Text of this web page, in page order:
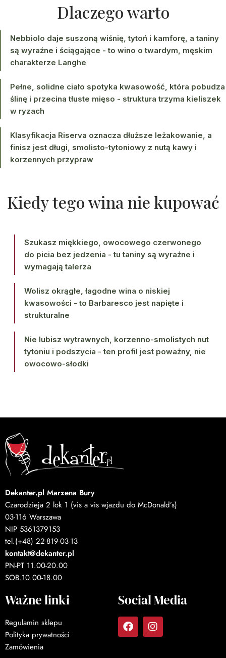
Dlaczego warto
Nebbiolo daje suszoną wiśnię, tytoń i kamforę, a taniny
są wyraźne i ściągające - to wino o twardym, męskim
charakterze Langhe
Pełne, solidne ciało spotyka kwasowość, która pobudza
ślinę i przecina tłuste mięso - struktura trzyma kieliszek
w ryzach
Klasyfikacja Riserva oznacza dłuższe leżakowanie, a
finisz jest długi, smolisto-tytoniowy z nutą kawy i
korzennych przypraw
Kiedy tego wina nie kupować
Szukasz miękkiego, owocowego czerwonego
do picia bez jedzenia - tu taniny są wyraźne i
wymagają talerza
Wolisz okrągłe, łagodne wina o niskiej
kwasowości - to Barbaresco jest napięte i
strukturalne
Nie lubisz wytrawnych, korzenno-smolistych nut
tytoniu i podszycia - ten profil jest poważny, nie
owocowo-słodki
Dekanter.pl Marzena Bury
Czarodzieja 2 lok 1 (vis a vis wjazdu do McDonald’s)
03-116 Warszawa
NIP 5361379153
tel.(+48) 22-819-03-13
kontakt@dekanter.pl
PN-PT 11.00-20.00
SOB.10.00-18.00
Ważne linki
Regulamin sklepu
Polityka prywatności
Zamówienia
Social Media